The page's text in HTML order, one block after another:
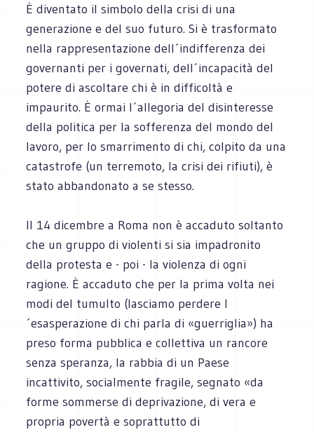
È diventato il simbolo della crisi di una
generazione e del suo futuro. Si è trasformato
nella rappresentazione dell´indifferenza dei
governanti per i governati, dell´incapacità del
potere di ascoltare chi è in difficoltà e
impaurito. È ormai l´allegoria del disinteresse
della politica per la sofferenza del mondo del
lavoro, per lo smarrimento di chi, colpito da una
catastrofe (un terremoto, la crisi dei rifiuti), è
stato abbandonato a se stesso.
Il 14 dicembre a Roma non è accaduto soltanto
che un gruppo di violenti si sia impadronito
della protesta e - poi - la violenza di ogni
ragione. È accaduto che per la prima volta nei
modi del tumulto (lasciamo perdere l
´esasperazione di chi parla di «guerriglia») ha
preso forma pubblica e collettiva un rancore
senza speranza, la rabbia di un Paese
incattivito, socialmente fragile, segnato «da
forme sommerse di deprivazione, di vera e
propria povertà e soprattutto di